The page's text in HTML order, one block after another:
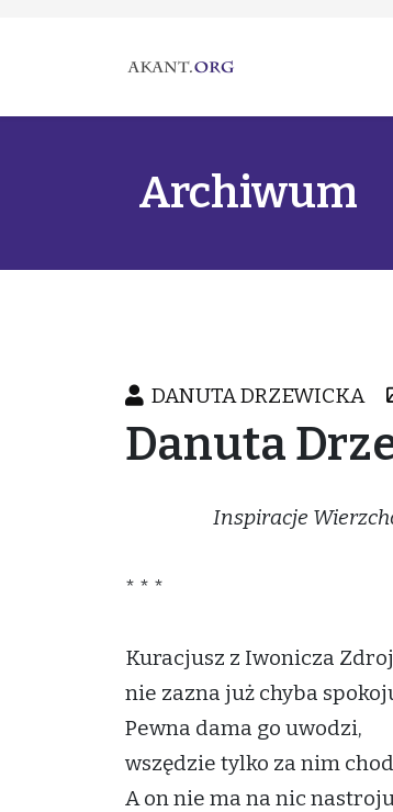
Archiwum
DANUTA DRZEWICKA
Danuta
Inspiracje
* * *
Kuracjusz z Iwonicza
nie zazna już chyba
Pewna dama go uwodzi,
wszędzie tylko za nim
A on nie ma na nic